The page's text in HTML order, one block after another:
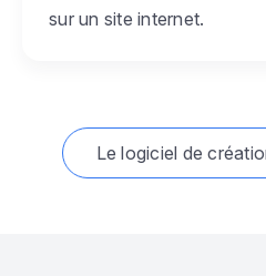
sur un site internet.
Le logiciel de